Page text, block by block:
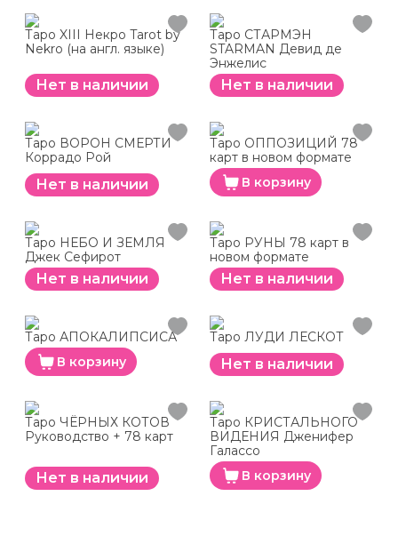
Таро XIII Некро Tarot by
Nekro (на англ. языке)
Нет в наличии
Таро СТАРМЭН
STARMAN Девид де
Энжелис
Нет в наличии
Таро ВОРОН СМЕРТИ
Коррадо Рой
Нет в наличии
Таро ОППОЗИЦИЙ 78
карт в новом формате
В корзину
Таро НЕБО И ЗЕМЛЯ
Джек Сефирот
Нет в наличии
Таро РУНЫ 78 карт в
новом формате
Нет в наличии
Таро АПОКАЛИПСИСА
В корзину
Таро ЛУДИ ЛЕСКОТ
Нет в наличии
Таро ЧЁРНЫХ КОТОВ
Руководство + 78 карт
Нет в наличии
Таро КРИСТАЛЬНОГО
ВИДЕНИЯ Дженифер
Галассо
В корзину